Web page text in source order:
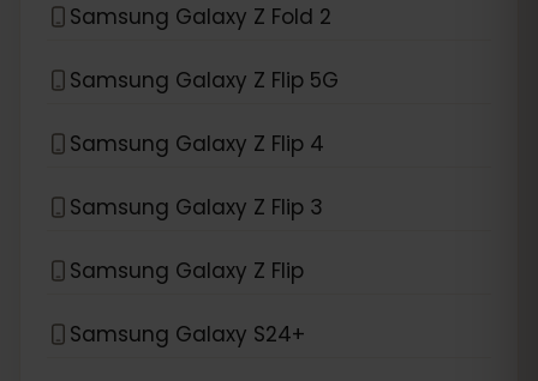
Samsung Galaxy Z Fold 2
Samsung Galaxy Z Flip 5G
Samsung Galaxy Z Flip 4
Samsung Galaxy Z Flip 3
Samsung Galaxy Z Flip
Samsung Galaxy S24+